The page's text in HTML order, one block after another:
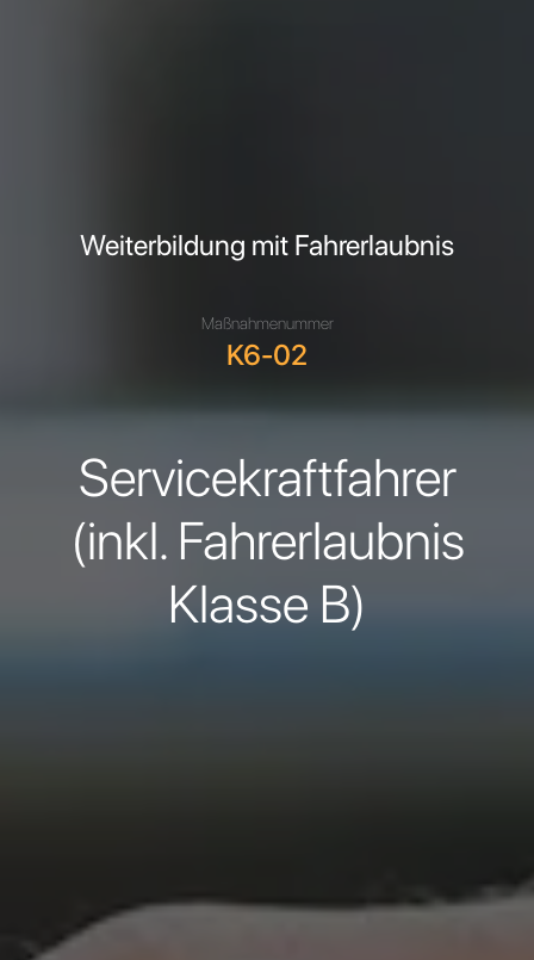
Weiterbildung mit Fahrerlaubnis
Maßnahmenummer
K6-02
Servicekraftfahrer
(inkl. Fahrerlaubnis
Klasse B)